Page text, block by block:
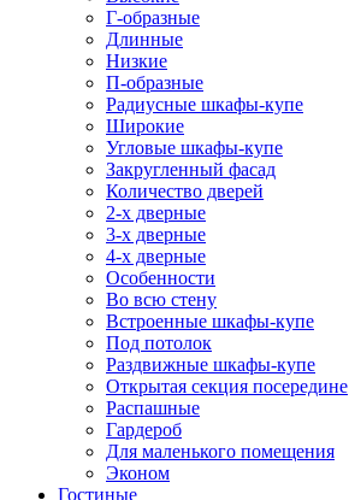
Г-образные
Длинные
Низкие
П-образные
Радиусные шкафы-купе
Широкие
Угловые шкафы-купе
Закругленный фасад
Количество дверей
2-х дверные
3-х дверные
4-х дверные
Особенности
Во всю стену
Встроенные шкафы-купе
Под потолок
Раздвижные шкафы-купе
Открытая секция посередине
Распашные
Гардероб
Для маленького помещения
Эконом
Гостиные